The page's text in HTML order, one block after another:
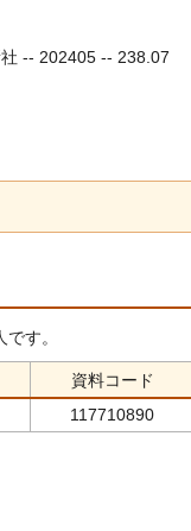
-- 202405 -- 238.07
です。
資料コード
117710890